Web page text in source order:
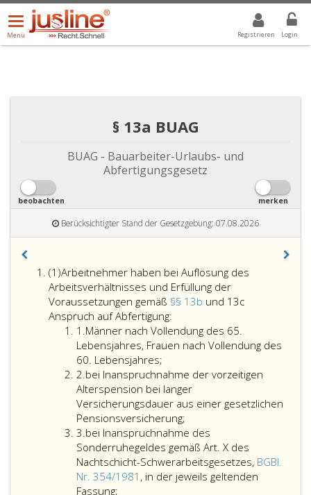
Registrieren Login
Menü
öffnen/schließen
Menü
ALLE DROPDOWN: GEWÄHLTER WERT IST ALLE
§ 13a BUAG
BUAG - Bauarbeiter-Urlaubs- und
Abfertigungsgesetz
beobachten merken
Berücksichtigter Stand der Gesetzgebung: 07.08.2026
(1)Absatz
eins
Arbeitnehmer haben bei Auflösung des
Arbeitsverhältnisses und Erfüllung der
Voraussetzungen gemäß §§ 13b und 13c
Anspruch auf Abfertigung:
haben
bei
des
Arbeitsverhältnisses
und
Erfüllung
der
Voraussetzungen
gemäß
Paragraphen
1.Ziffer
eins
Männer nach Vollendung des 65.
Lebensjahres, Frauen nach Vollendung des
60. Lebensjahres;
2.Ziffer
2
bei Inanspruchnahme der vorzeitigen
Alterspension bei langer
Versicherungsdauer aus einer gesetzlichen
Pensionsversicherung;
3.Ziffer
3
bei Inanspruchnahme des
Sonderruhegeldes gemäß Art. X des
Nachtschicht-Schwerarbeitsgesetzes, BGBl.
Nr. 354/1981 , in der jeweils geltenden
Fassung;